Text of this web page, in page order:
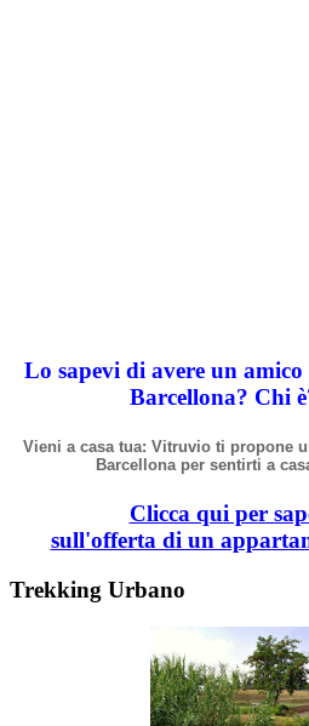
Lo sapevi di avere un amico
Barcellona? Chi è
Vieni a casa tua: Vitruvio ti propone
Barcellona per sentirti a
Clicca qui per
sull'offerta di un
Trekking Urbano